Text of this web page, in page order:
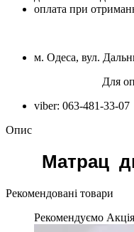
оплата при
м. Одеса, вул.
Для
viber: 063-481-33-07
Опис
Матрац
Рекомендовані товари
Рекомендуємо